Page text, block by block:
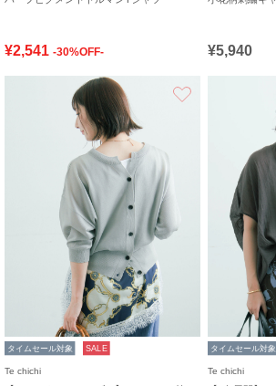
¥2,541 -30%OFF- ¥5,940
タイムセール対象 SALE
Te chichi
タイムセール対象
Te chichi